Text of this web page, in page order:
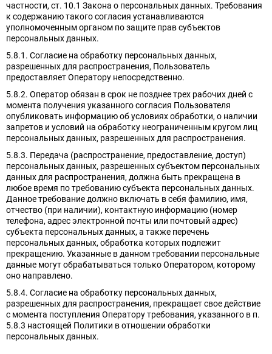
частности, ст. 10.1 Закона о персональных данных. Требования
к содержанию такого согласия устанавливаются
уполномоченным органом по защите прав субъектов
персональных данных.
5.8.1. Согласие на обработку персональных данных,
разрешенных для распространения, Пользователь
предоставляет Оператору непосредственно.
5.8.2. Оператор обязан в срок не позднее трех рабочих дней с
момента получения указанного согласия Пользователя
опубликовать информацию об условиях обработки, о наличии
запретов и условий на обработку неограниченным кругом лиц
персональных данных, разрешенных для распространения.
5.8.3. Передача (распространение, предоставление, доступ)
персональных данных, разрешенных субъектом персональных
данных для распространения, должна быть прекращена в
любое время по требованию субъекта персональных данных.
Данное требование должно включать в себя фамилию, имя,
отчество (при наличии), контактную информацию (номер
телефона, адрес электронной почты или почтовый адрес)
субъекта персональных данных, а также перечень
персональных данных, обработка которых подлежит
прекращению. Указанные в данном требовании персональные
данные могут обрабатываться только Оператором, которому
оно направлено.
5.8.4. Согласие на обработку персональных данных,
разрешенных для распространения, прекращает свое действие
с момента поступления Оператору требования, указанного в п.
5.8.3 настоящей Политики в отношении обработки
персональных данных.